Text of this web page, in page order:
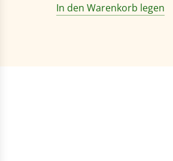
In den Warenkorb legen